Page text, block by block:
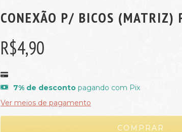
CONEXÃO P/ BICOS (MATRIZ)
R$4,90
7% de desconto pagando com Pix
Ver meios de pagamento